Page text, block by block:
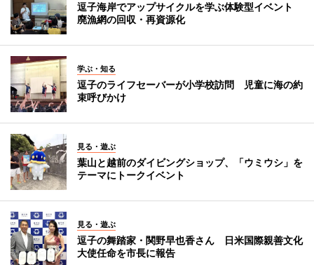
逗子海岸でアップサイクルを学ぶ体験型イベント
廃漁網の回収・再資源化
学ぶ・知る
逗子のライフセーバーが小学校訪問 児童に海の約
束呼びかけ
見る・遊ぶ
葉山と越前のダイビングショップ、「ウミウシ」を
テーマにトークイベント
見る・遊ぶ
逗子の舞踏家・関野早也香さん 日米国際親善文化
大使任命を市長に報告